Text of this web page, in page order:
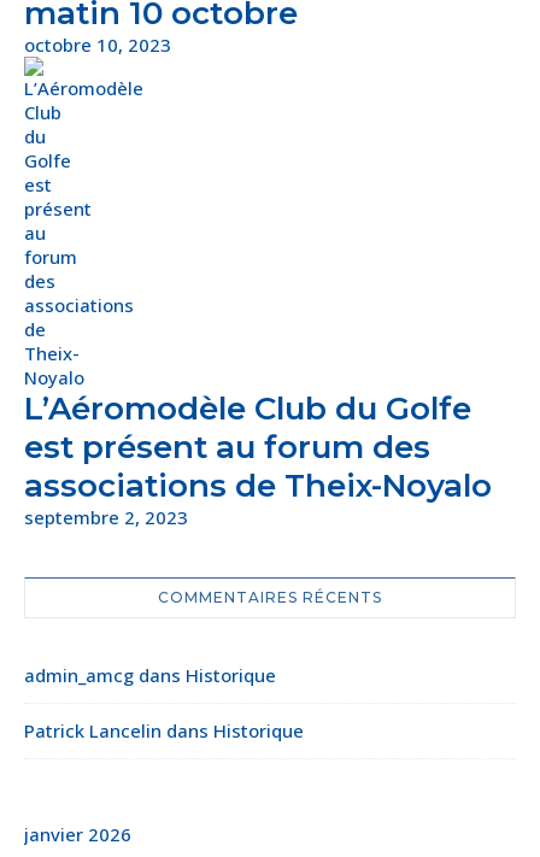
matin 10 octobre
octobre 10, 2023
L’Aéromodèle Club du Golfe
est présent au forum des
associations de Theix-Noyalo
septembre 2, 2023
COMMENTAIRES RÉCENTS
admin_amcg dans Historique
Patrick Lancelin dans Historique
janvier 2026